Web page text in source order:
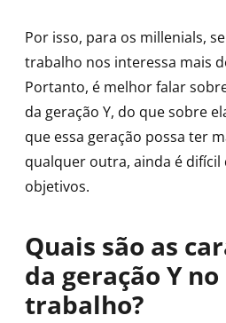
Por isso, para os millenials,
trabalho nos interessa mais
Portanto, é melhor falar
da geração Y, do que sobre
que essa geração possa ter
qualquer outra, ainda é
objetivos.
Quais são as
da geração Y
trabalho?